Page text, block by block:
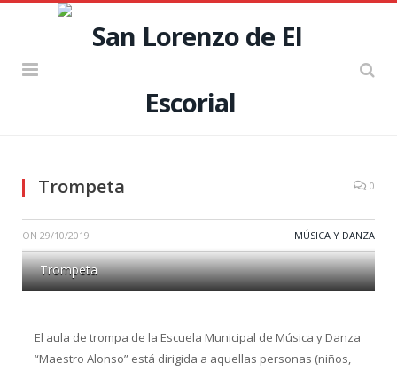
Trompeta 0
ON 29/10/2019 MÚSICA Y DANZA
Trompeta
El aula de trompa de la Escuela Municipal de Música y Danza
“Maestro Alonso” está dirigida a aquellas personas (niños,